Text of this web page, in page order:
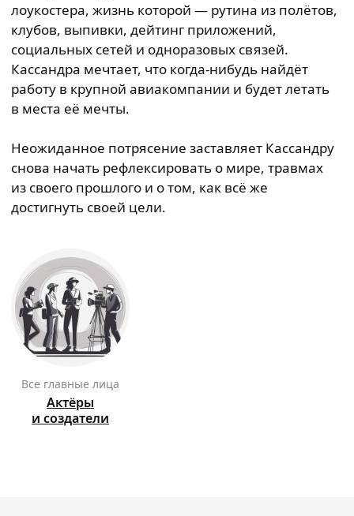
лоукостера, жизнь которой — рутина из полётов,
клубов, выпивки, дейтинг приложений,
социальных сетей и одноразовых связей.
Кассандра мечтает, что когда-нибудь найдёт
работу в крупной авиакомпании и будет летать
в места её мечты.
Неожиданное потрясение заставляет Кассандру
снова начать рефлексировать о мире, травмах
из своего прошлого и о том, как всё же
достигнуть своей цели.
Все главные лица
Актёры
и создатели